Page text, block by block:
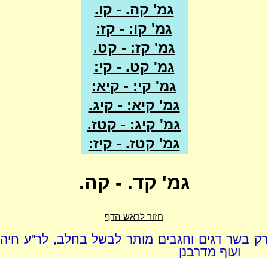
גמ' קה. - קו.
גמ' קו: - קז:
גמ' קז: - קט.
גמ' קט. - קי:
גמ' קי: - קיא:
גמ' קיא: - קיג.
גמ' קיג: - קטז.
גמ' קטז. - קיז:
גמ' קד. - קה.
חזור לראש הדף
רק בשר דגים וחגבים מותר לבשל בחלב, לר"ע חיה
ועוף מדרבנן